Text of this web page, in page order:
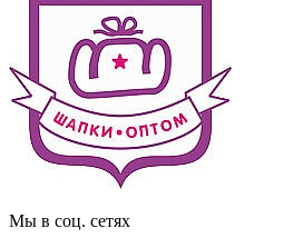
Мы в соц. сетях